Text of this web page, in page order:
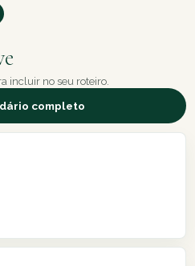
incluir no seu roteiro.
completo